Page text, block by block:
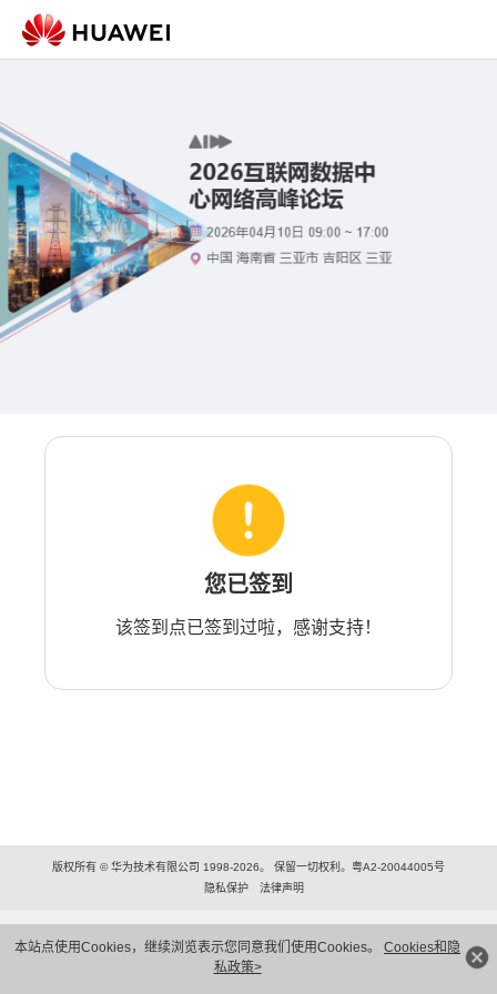
本站点使用Cookies，继续浏览表示您同意我们使用Cookies。 Cookies和隐
私政策>
您已签到
该签到点已签到过啦，感谢支持！
版权所有 © 华为技术有限公司 1998-2026。 保留一切权利。粤A2-20044005号
隐私保护
法律声明